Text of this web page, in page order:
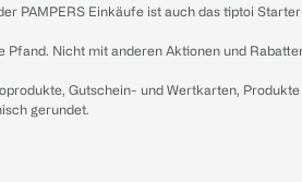
PAMPERS Einkäufe ist auch das tiptoi
Pfand. Nicht mit anderen Aktionen und
Gutschein- und Wertkarten,
gerundet.